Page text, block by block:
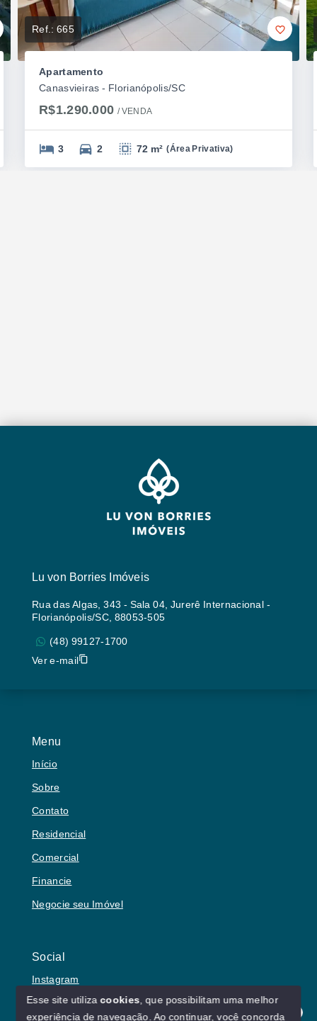
Ref.:665
Apartamento
Canasvieiras - Florianópolis/SC
R$1.290.000 / VENDA
3 2 72 m² (Área Privativa)
Menu
Início
Sobre
Contato
Residencial
Comercial
Financie
Negocie seu Imóvel
Social
Instagram
Lu von Borries Imóveis
Rua das Algas, 343 - Sala 04, Jurerê Internacional -
Florianópolis/SC, 88053-505
(48) 99127-1700
Ver e-mail
Esse site utilizacookies , que possibilitam uma melhor
experiência de navegação. Ao continuar, você concorda